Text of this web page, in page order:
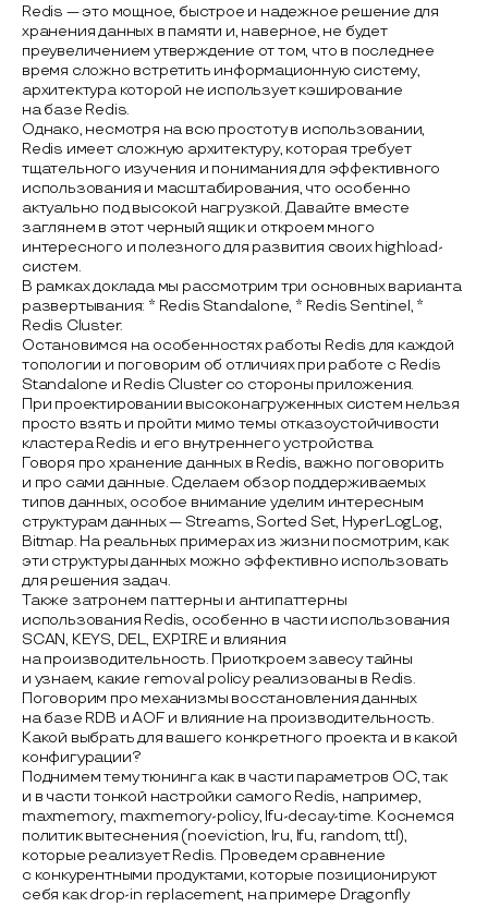
Redis — это мощное, быстрое и надежное решение для
хранения данных в памяти и, наверное, не будет
преувеличением утверждение от том, что в последнее
время сложно встретить информационную систему,
архитектура которой не использует кэширование
на базе Redis.
Однако, несмотря на всю простоту в использовании,
Redis имеет сложную архитектуру, которая требует
тщательного изучения и понимания для эффективного
использования и масштабирования, что особенно
актуально под высокой нагрузкой. Давайте вместе
заглянем в этот черный ящик и откроем много
интересного и полезного для развития своих highload-
систем.
В рамках доклада мы рассмотрим три основных варианта
развертывания: * Redis Standalone, * Redis Sentinel, *
Redis Cluster.
Остановимся на особенностях работы Redis для каждой
топологии и поговорим об отличиях при работе с Redis
Standalone и Redis Cluster со стороны приложения.
При проектировании высоконагруженных систем нельзя
просто взять и пройти мимо темы отказоустойчивости
кластера Redis и его внутреннего устройства.
Говоря про хранение данных в Redis, важно поговорить
и про сами данные. Сделаем обзор поддерживаемых
типов данных, особое внимание уделим интересным
структурам данных — Streams, Sorted Set, HyperLogLog,
Bitmap. На реальных примерах из жизни посмотрим, как
эти структуры данных можно эффективно использовать
для решения задач.
Также затронем паттерны и антипаттерны
использования Redis, особенно в части использования
SCAN, KEYS, DEL, EXPIRE и влияния
на производительность. Приоткроем завесу тайны
и узнаем, какие removal policy реализованы в Redis.
Поговорим про механизмы восстановления данных
на базе RDB и AOF и влияние на производительность.
Какой выбрать для вашего конкретного проекта и в какой
конфигурации?
Поднимем тему тюнинга как в части параметров ОС, так
и в части тонкой настройки самого Redis, например,
maxmemory, maxmemory-policy, lfu-decay-time. Коснемся
политик вытеснения (noeviction, lru, lfu, random, ttl),
которые реализует Redis. Проведем сравнение
с конкурентными продуктами, которые позиционируют
себя как drop-in replacement, на примере Dragonfly